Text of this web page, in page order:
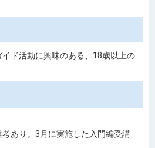
ド活動に興味のある、18歳以上の
あり。3月に実施した入門編受講